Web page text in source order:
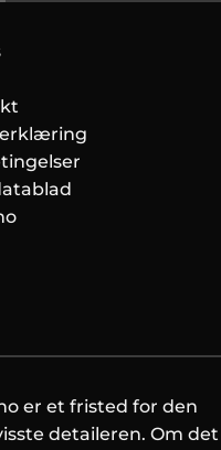
er et fristed for den
detaileren. Om